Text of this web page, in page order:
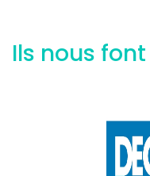
Ils nous